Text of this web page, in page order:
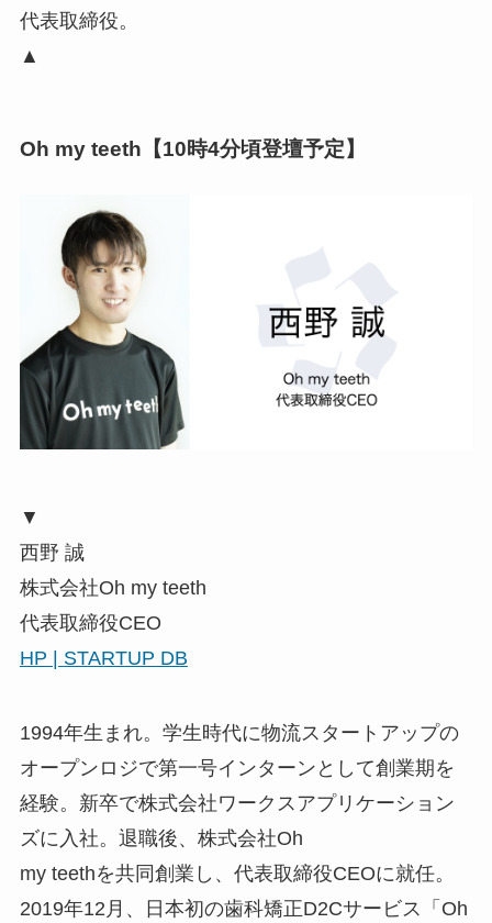
代表取締役。
▲
Oh my teeth【10時4分頃登壇予定】
▼
西野 誠
株式会社Oh my teeth
代表取締役CEO
HP | STARTUP DB
1994年生まれ。学生時代に物流スタートアップの
オープンロジで第一号インターンとして創業期を
経験。新卒で株式会社ワークスアプリケーション
ズに入社。退職後、株式会社Oh
my teethを共同創業し、代表取締役CEOに就任。
2019年12月、日本初の歯科矯正D2Cサービス「Oh